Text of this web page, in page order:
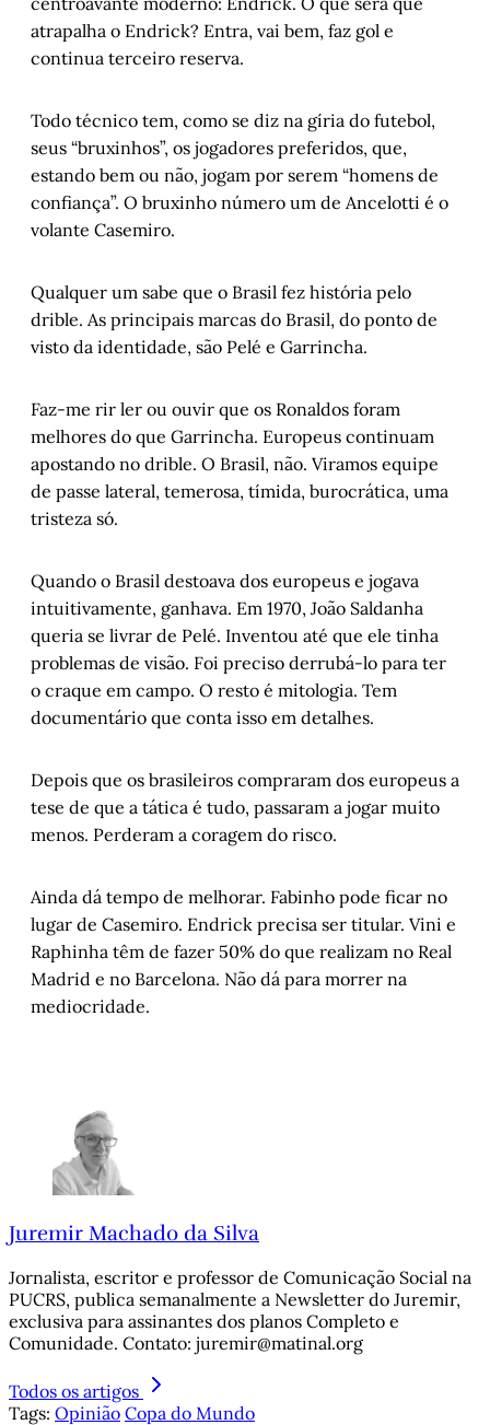
atrapalha o Endrick? Entra, vai bem, faz gol e
continua terceiro reserva.
Todo técnico tem, como se diz na gíria do futebol,
seus “bruxinhos”, os jogadores preferidos, que,
estando bem ou não, jogam por serem “homens de
confiança”. O bruxinho número um de Ancelotti é o
volante Casemiro.
Qualquer um sabe que o Brasil fez história pelo
drible. As principais marcas do Brasil, do ponto de
visto da identidade, são Pelé e Garrincha.
Faz-me rir ler ou ouvir que os Ronaldos foram
melhores do que Garrincha. Europeus continuam
apostando no drible. O Brasil, não. Viramos equipe
de passe lateral, temerosa, tímida, burocrática, uma
tristeza só.
Quando o Brasil destoava dos europeus e jogava
intuitivamente, ganhava. Em 1970, João Saldanha
queria se livrar de Pelé. Inventou até que ele tinha
problemas de visão. Foi preciso derrubá-lo para ter
o craque em campo. O resto é mitologia. Tem
documentário que conta isso em detalhes.
Depois que os brasileiros compraram dos europeus a
tese de que a tática é tudo, passaram a jogar muito
menos. Perderam a coragem do risco.
Ainda dá tempo de melhorar. Fabinho pode ficar no
lugar de Casemiro. Endrick precisa ser titular. Vini e
Raphinha têm de fazer 50% do que realizam no Real
Madrid e no Barcelona. Não dá para morrer na
mediocridade.
Juremir Machado da Silva
Jornalista, escritor e professor de Comunicação Social na
PUCRS, publica semanalmente a Newsletter do Juremir,
exclusiva para assinantes dos planos Completo e
Comunidade. Contato: juremir@matinal.org
Todos os artigos
Tags: Opinião Copa do Mundo